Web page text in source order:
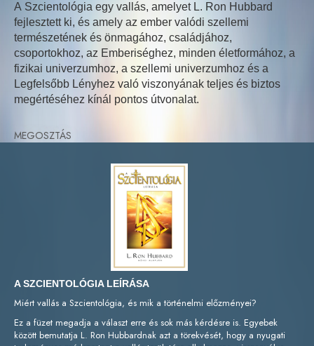
A Szcientológia egy vallás, amelyet L. Ron Hubbard
fejlesztett ki, és amely az ember valódi szellemi
természetének és önmagához, családjához,
csoportokhoz, az Emberiséghez, minden életformához, a
fizikai univerzumhoz, a szellemi univerzumhoz és a
Legfelsőbb Lényhez való viszonyának teljes és biztos
megértéséhez kínál pontos útvonalat.
MEGOSZTÁS
A SZCIENTOLÓGIA LEÍRÁSA
Miért vallás a Szcientológia, és mik a történelmi előzményei?
Ez a füzet megadja a választ erre és sok más kérdésre is. Egyebek
között bemutatja L. Ron Hubbardnak azt a törekvését, hogy a nyugati